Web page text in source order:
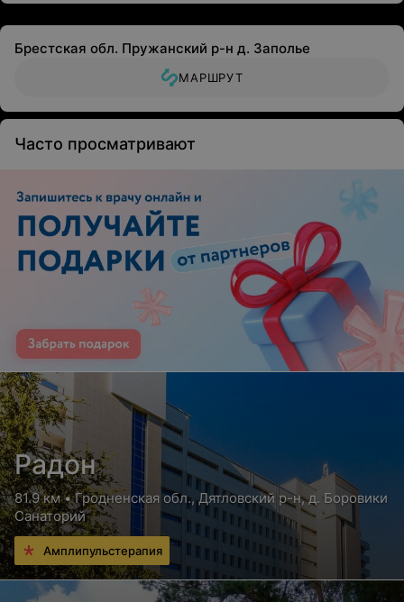
Брестская обл. Пружанский р-н д. Заполье
МАРШРУТ
Часто просматривают
Радон
81.9 км • Гродненская обл., Дятловский р-н, д. Боровики
Санаторий
Амплипульстерапия